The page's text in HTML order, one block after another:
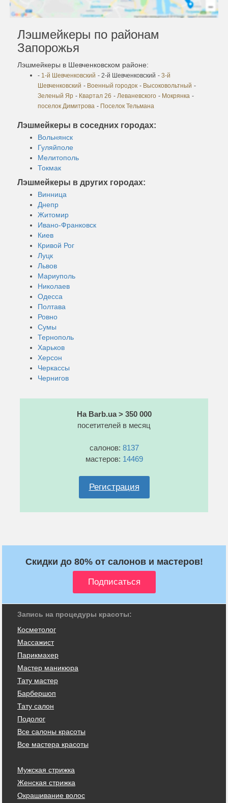
Лэшмейкеры по районам
Запорожья
Лэшмейкеры в Шевченковском районе:
- 1-й Шевченковский - 2-й Шевченковский - 3-й
Шевченковский - Военный городок - Высоковольтный -
Зеленый Яр - Квартал 26 - Леваневского - Мокрянка -
поселок Димитрова - Поселок Тельмана
Лэшмейкеры в соседних городах:
Вольнянск
Гуляйполе
Мелитополь
Токмак
Лэшмейкеры в других городах:
Винница
Днепр
Житомир
Ивано-Франковск
Киев
Кривой Рог
Луцк
Львов
Мариуполь
Николаев
Одесса
Полтава
Ровно
Сумы
Тернополь
Харьков
Херсон
Черкассы
Чернигов
На Barb.ua > 350 000
посетителей в месяц
салонов: 8137
мастеров: 14469
Регистрация
Скидки до 80% от салонов и мастеров!
Запись на процедуры красоты:
Косметолог
Массажист
Парикмахер
Мастер маникюра
Тату мастер
Барбершоп
Тату салон
Подолог
Все салоны красоты
Все мастера красоты
Мужская стрижка
Женская стрижка
Окрашивание волос